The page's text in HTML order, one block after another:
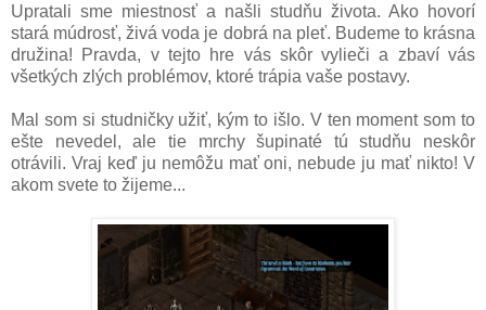
Upratali sme miestnosť a našli studňu života. Ako hovorí
stará múdrosť, živá voda je dobrá na pleť. Budeme to krásna
družina! Pravda, v tejto hre vás skôr vylieči a zbaví vás
všetkých zlých problémov, ktoré trápia vaše postavy.
Mal som si studničky užiť, kým to išlo. V ten moment som to
ešte nevedel, ale tie mrchy šupinaté tú studňu neskôr
otrávili. Vraj keď ju nemôžu mať oni, nebude ju mať nikto! V
akom svete to žijeme...